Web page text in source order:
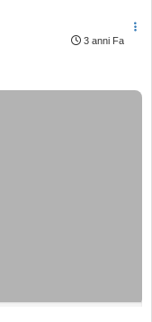
3 anni Fa